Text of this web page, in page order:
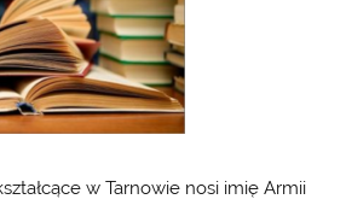
w Tarnowie nosi imię Armii